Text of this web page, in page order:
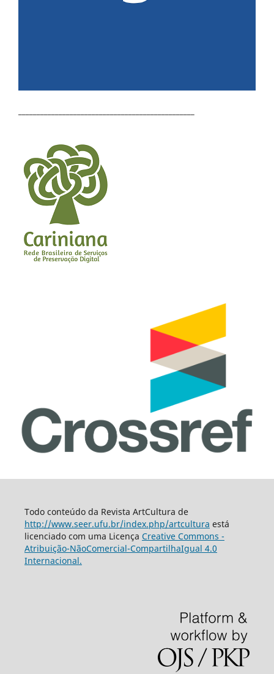
Todo conteúdo da Revista ArtCultura de
http://www.seer.ufu.br/index.php/artcultura está
licenciado com uma Licença Creative Commons -
Atribuição-NãoComercial-CompartilhaIgual 4.0
Internacional.